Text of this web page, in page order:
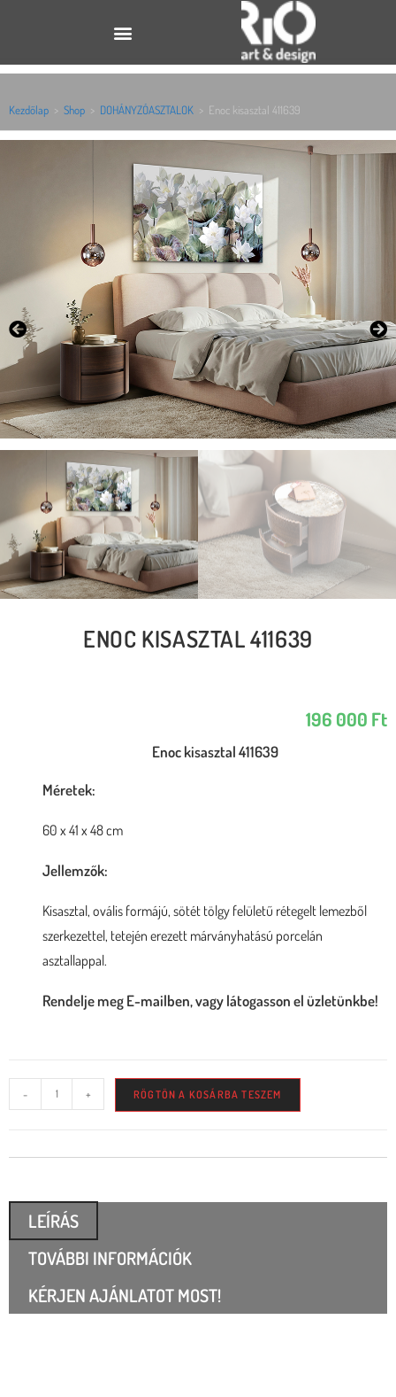
Kezdőlap > Shop > DOHÁNYZÓASZTALOK > Enoc kisasztal 411639
ENOC KISASZTAL 411639
196 000 Ft
Enoc kisasztal 411639
Méretek:
60 x 41 x 48 cm
Jellemzők:
Kisasztal, ovális formájú, sötét tölgy felületű rétegelt lemezből
szerkezettel, tetején erezett márványhatású porcelán
asztallappal.
Rendelje meg E-mailben, vagy látogasson el üzletünkbe!
- + RÖGTÖN A KOSÁRBA TESZEM
LEÍRÁS
TOVÁBBI INFORMÁCIÓK
KÉRJEN AJÁNLATOT MOST!